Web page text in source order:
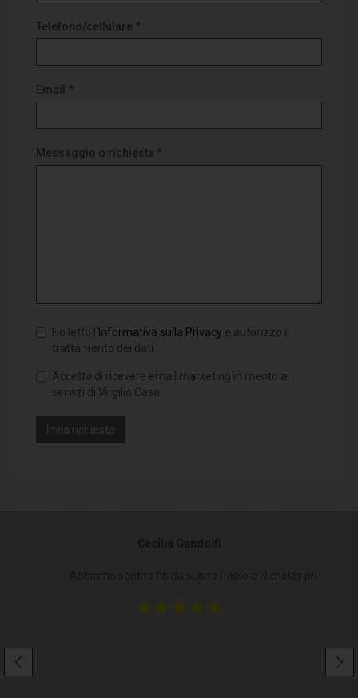
Telefono/cellulare *
Email *
Messaggio o richiesta *
Ho letto l' Informativa sulla Privacy e autorizzo il
trattamento dei dati
Accetto di ricevere email marketing in merito ai
servizi di Virgilio Casa